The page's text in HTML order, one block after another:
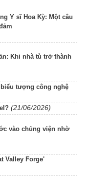
Y sĩ Hoa Kỳ: Một câu
Khi nhà tù trở thành
tượng công nghệ
(21/06/2026)
vào chủng viện nhờ
Valley Forge'